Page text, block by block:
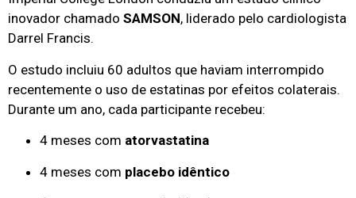
inovador chamado SAMSON, liderado pelo cardiologista
Darrel Francis.
O estudo incluiu 60 adultos que haviam interrompido
recentemente o uso de estatinas por efeitos colaterais.
Durante um ano, cada participante recebeu:
4 meses com atorvastatina
4 meses com placebo idêntico